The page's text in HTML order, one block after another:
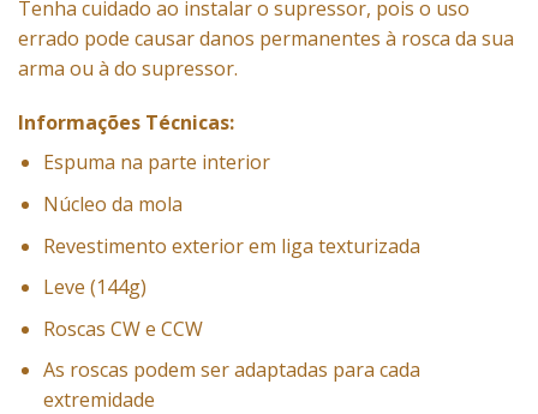
Tenha cuidado ao instalar o supressor, pois o uso
errado pode causar danos permanentes à rosca da sua
arma ou à do supressor.
Informações Técnicas:
Espuma na parte interior
Núcleo da mola
Revestimento exterior em liga texturizada
Leve (144g)
Roscas CW e CCW
As roscas podem ser adaptadas para cada
extremidade